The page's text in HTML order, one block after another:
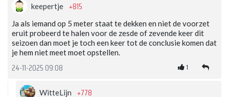
keepertje +815
Ja als iemand op 5 meter staat te dekken en niet de voorzet
eruit probeerd te halen voor de zesde of zevende keer dit
seizoen dan moet je toch een keer tot de conclusie komen dat
je hem niet meet moet opstellen.
24-11-2025 09:08 1
WitteLijn +778